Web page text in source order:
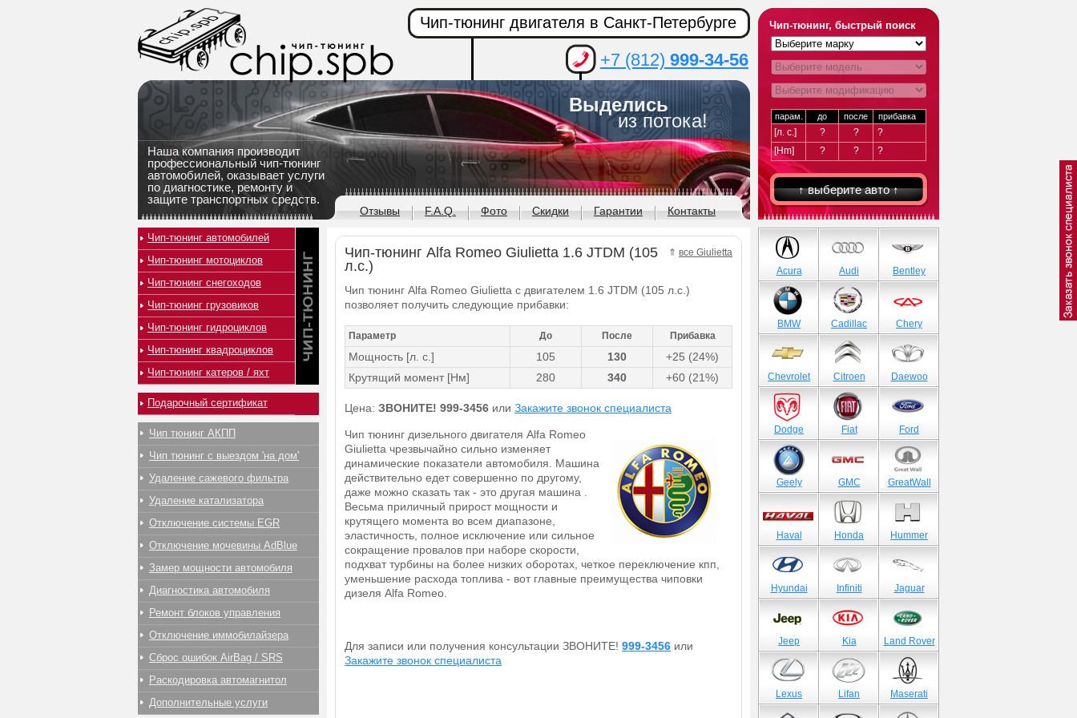
Наша компания производит
профессиональный чип-тюнинг
автомобилей, оказывает услуги
по диагностике, ремонту и
защите транспортных средств.
Выделись
из потока!
Чип-тюнинг, быстрый поиск
парам. до после прибавка
[л. с.] ? ?
?
[Hm]
? ? ?
↑ выберите авто ↑
Чип-тюнинг двигателя в Санкт-Петербурге
+7 (812) 999-34-56
Отзывы F.A.Q. Фото Скидки Гарантии Контакты
⇑ все Giulietta
Чип-тюнинг Alfa Romeo Giulietta 1.6 JTDM (105
л.с.)
Чип тюнинг Alfa Romeo Giulietta с двигателем 1.6 JTDM (105 л.с.)
позволяет получить следующие прибавки:
Параметр До После Прибавка
Мощность [л. с.] 105 130
+25 (24%)
Крутящий момент [Нм]
280 340 +60 (21%)
Цена: ЗВОНИТЕ! 999-3456 или Закажите звонок специалиста
Чип тюнинг дизельного двигателя Alfa Romeo
Giulietta чрезвычайно сильно изменяет
динамические показатели автомобиля. Машина
действительно едет совершенно по другому,
даже можно сказать так - это другая машина .
Весьма приличный прирост мощности и
крутящего момента во всем диапазоне,
эластичность, полное исключение или сильное
сокращение провалов при наборе скорости,
подхват турбины на более низких оборотах, четкое переключение кпп,
уменьшение расхода топлива - вот главные преимущества чиповки
дизеля Alfa Romeo.
Для записи или получения консультации ЗВОНИТЕ! 999-3456 или
Закажите звонок специалиста
Чип-тюнинг автомобилей
Чип-тюнинг мотоциклов
Чип-тюнинг снегоходов
Чип-тюнинг грузовиков
Чип-тюнинг гидроциклов
Чип-тюнинг квадроциклов
Чип-тюнинг катеров / яхт
Подарочный сертификат
Чип тюнинг АКПП
Чип тюнинг с выездом 'на дом'
Удаление сажевого фильтра
Удаление катализатора
Отключение системы EGR
Отключение мочевины AdBlue
Замер мощности автомобиля
Диагностика автомобиля
Ремонт блоков управления
Отключение иммобилайзера
Сброс ошибок AirBag / SRS
Раскодировка автомагнитол
Дополнительные услуги
Acura Audi Bentley
BMW Cadillac Chery
Chevrolet Citroen Daewoo
Dodge Fiat Ford
Geely GMC GreatWall
Haval Honda Hummer
Hyundai Infiniti Jaguar
Jeep Kia Land Rover
Lexus Lifan Maserati